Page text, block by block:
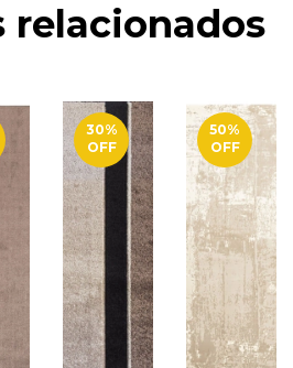
relacionados
30%
OFF
50%
OFF